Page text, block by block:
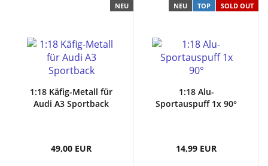
NEU
1:18 Käfig-Metall für
Audi A3 Sportback
49,00 EUR
NEU TOP SOLD OUT
1:18 Alu-
Sportauspuff 1x 90°
14,99 EUR